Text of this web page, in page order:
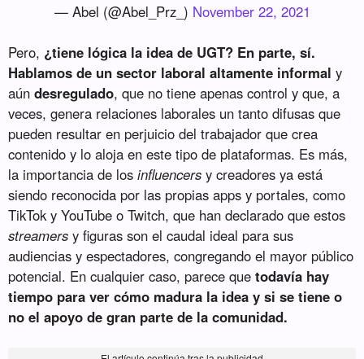
— Abel (@Abel_Prz_) November 22, 2021
Pero, ¿tiene lógica la idea de UGT? En parte, sí.
Hablamos de un sector laboral altamente informal y
aúndesregulado, que no tiene apenas control y que, a
veces, genera relaciones laborales un tanto difusas que
pueden resultar en perjuicio del trabajador que crea
contenido y lo aloja en este tipo de plataformas. Es más,
la importancia de losinfluencers y creadores ya está
siendo reconocida por las propias apps y portales, como
TikTok y YouTube o Twitch, que han declarado que estos
streamers y figuras son el caudal ideal para sus
audiencias y espectadores, congregando el mayor público
potencial. En cualquier caso, parece que todavía hay
tiempo para ver cómo madura la idea y si se tiene o
no el apoyo de gran parte de la comunidad.